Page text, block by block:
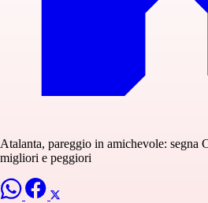
Atalanta, pareggio in amichevole: segna
migliori e peggiori